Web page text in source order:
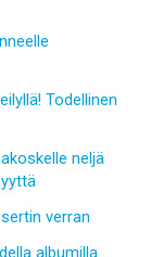
Todellinen
neljä
verran
albumilla